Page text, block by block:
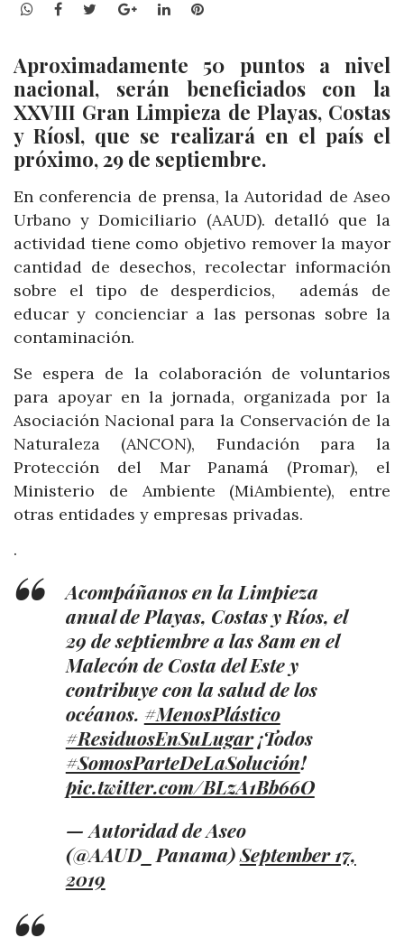
WhatsApp
Facebook
TwitterGoogle+LinkedInPinterest
Aproximadamente 50 puntos a nivel
nacional, serán beneficiados con la
XXVIII Gran Limpieza de Playas, Costas
y Ríosl, que se realizará en el país el
próximo, 29 de septiembre.
En conferencia de prensa, la Autoridad de Aseo
Urbano y Domiciliario (AAUD). detalló que la
actividad tiene como objetivo remover la mayor
cantidad de desechos, recolectar información
sobre el tipo de desperdicios, además de
educar y concienciar a las personas sobre la
contaminación.
Se espera de la colaboración de voluntarios
para apoyar en la jornada, organizada por la
Asociación Nacional para la Conservación de la
Naturaleza (ANCON), Fundación para la
Protección del Mar Panamá (Promar), el
Ministerio de Ambiente (MiAmbiente), entre
otras entidades y empresas privadas.
.
Acompáñanos en la Limpieza
anual de Playas, Costas y Ríos, el
29 de septiembre a las 8am en el
Malecón de Costa del Este y
contribuye con la salud de los
océanos. #MenosPlástico
#ResiduosEnSuLugar¡Todos
#SomosParteDeLaSolución!
pic.twitter.com/BLzA1Bb66O
— Autoridad de Aseo
(@AAUD_Panama)September 17,
2019